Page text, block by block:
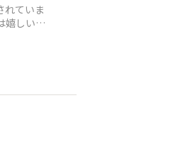
れていま
嬉しいこ